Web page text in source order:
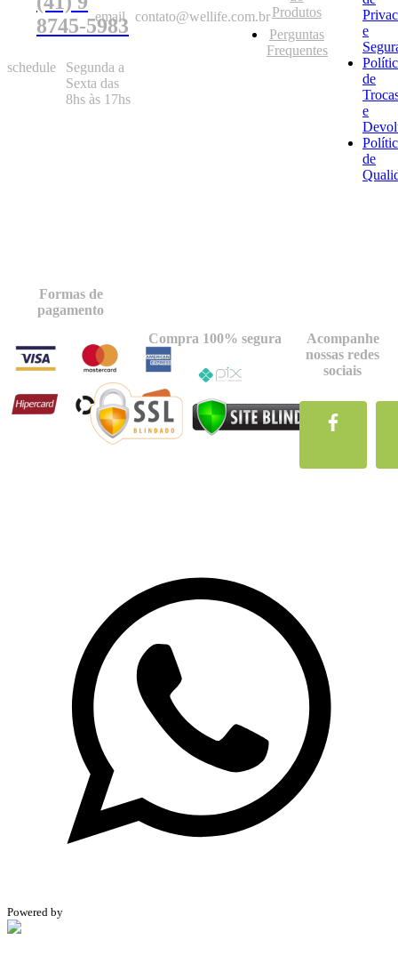
8745-5983
schedule
Segunda a
Sexta das
8hs às 17hs
email
contato@wellife.com.brProdutos
Perguntas
Frequentes
e
de
e
de
Formas de
pagamento
Compra 100% segura
Acompanhe
nossas redes
sociais
Powered by